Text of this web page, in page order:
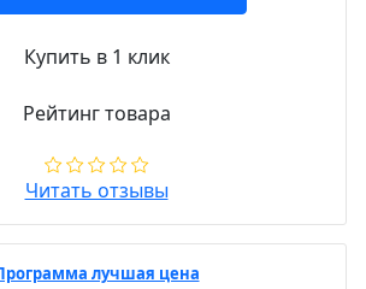
Купить в 1 клик
Рейтинг товара
Читать отзывы
лучшая цена